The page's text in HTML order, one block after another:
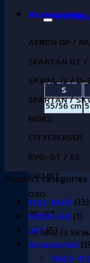
Accessories
AERON GP /
SPARTAN GT /
SKWAL i3 / D-
SPARTAN /
RIDILL
CITYCRUISER
EVO-GT / ES
EVOJET
OXO
RS JET
SKWAL i3
ตารางข
S
55/56 cm
Product categories
FULL FACE (13)
MODULAR (1)
JET(5)
Accessories
RACE-R